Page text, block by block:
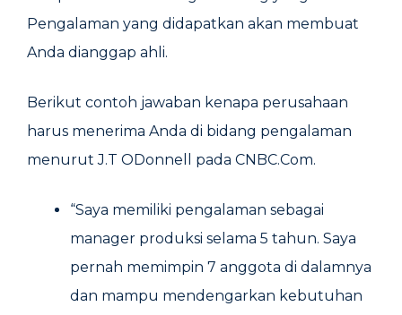
Pengalaman yang didapatkan akan membuat
Anda dianggap ahli.
Berikut contoh jawaban kenapa perusahaan
harus menerima Anda di bidang pengalaman
menurut J.T ODonnell pada CNBC.Com.
“Saya memiliki pengalaman sebagai
manager produksi selama 5 tahun. Saya
pernah memimpin 7 anggota di dalamnya
dan mampu mendengarkan kebutuhan